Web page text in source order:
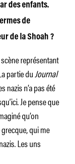
des enfants.
de
de la Shoah ?
représentant
partie duJournal
nazis n’a pas été
Je pense que
qu’on
qui me
Les uns